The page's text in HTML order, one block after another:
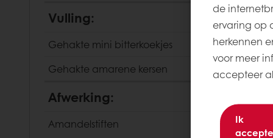
Vulling:
Gehakte mini bitterkoekjes
Gehakte amarene kersen
Afwerking:
Amandelstiften
de
ervaring op
herkennen
voor meer
accepteer
Ik